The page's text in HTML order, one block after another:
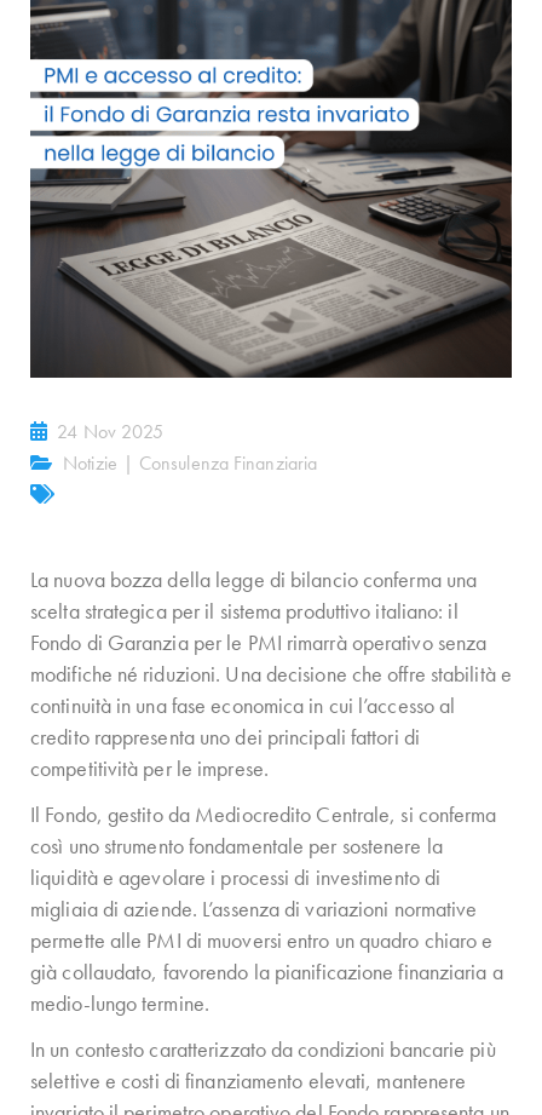
24 Nov 2025
Notizie | Consulenza Finanziaria
La nuova bozza della legge di bilancio conferma una
scelta strategica per il sistema produttivo italiano: il
Fondo di Garanzia per le PMI rimarrà operativo senza
modifiche né riduzioni. Una decisione che offre stabilità e
continuità in una fase economica in cui l’accesso al
credito rappresenta uno dei principali fattori di
competitività per le imprese.
Il Fondo, gestito da Mediocredito Centrale, si conferma
così uno strumento fondamentale per sostenere la
liquidità e agevolare i processi di investimento di
migliaia di aziende. L’assenza di variazioni normative
permette alle PMI di muoversi entro un quadro chiaro e
già collaudato, favorendo la pianificazione finanziaria a
medio-lungo termine.
In un contesto caratterizzato da condizioni bancarie più
selettive e costi di finanziamento elevati, mantenere